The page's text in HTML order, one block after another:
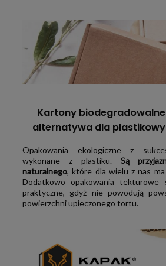
Kartony
alternatywa dla
Opakowania ekologiczne z
wykonane z plastiku. Są
naturalnego, które dla wielu z nas ma
Dodatkowo opakowania
praktyczne, gdyż nie powodują
powierzchni upieczonego tortu.